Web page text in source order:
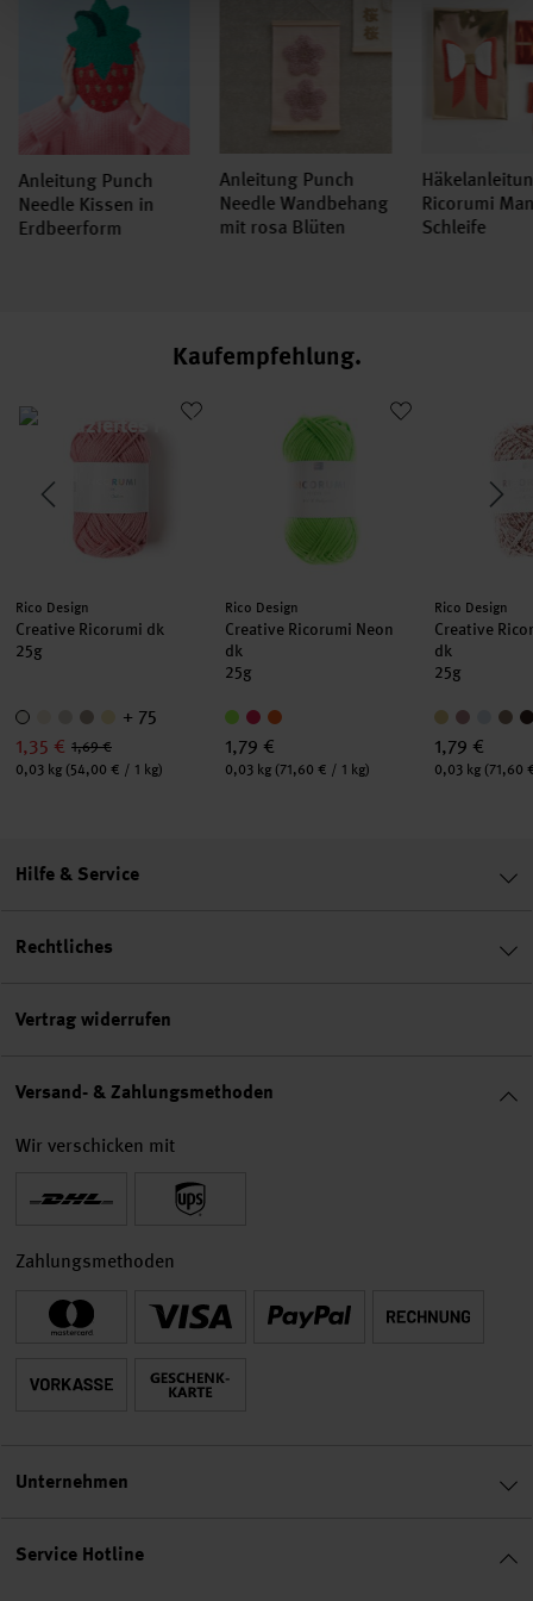
Anleitung Punch
Needle Kissen in
Erdbeerform
Anleitung Punch
Needle Wandbehang
mit rosa Blüten
Ricorumi
Schleife
Kaufempfehlung
Hersteller:
Rico Design
Creative Ricorumi dk
25g
+ 75
1,35 € 1,69 €
Inhalt:
0,03 kg (54,00 € / 1 kg)
Creative Ricorumi Neon dk
Hersteller:
Rico Design
Creative Ricorumi Neon
dk
25g
1,79 €
Inhalt:
0,03 kg (71,60 € / 1 kg)
Hersteller:
Rico Design
Creative
dk
25g
1,79 €
Inhalt:
0,03 kg (71,60
Service Hotline
Hilfe & Service
Rechtliches
Vertrag widerrufen
Versand- & Zahlungsmethoden
Wir verschicken mit
Zahlungsmethoden
Unternehmen